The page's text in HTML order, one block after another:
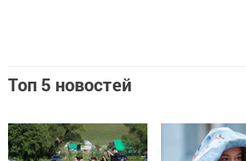
Топ 5 новостей